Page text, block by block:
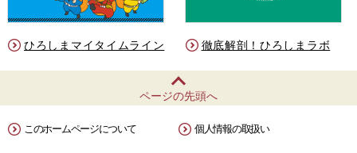
ひろしまマイタイムライン 徹底解剖！ひろしまラボ
ページの先頭へ
このホームページについて 個人情報の取扱い